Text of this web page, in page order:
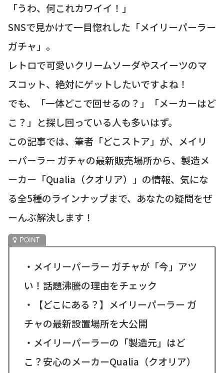
「うわ、何これカワイイ！」
SNSで見かけて一目惚れした「メイリーパーラー
ガチャ」。
レトロで可愛いクリームソーダやスイーツのマ
スコット、絶対にゲットしたいですよね！
でも、「一体どこで回せるの？」「メーカーはど
こ？」と探し回っている人も多いはず。
この記事では、筆者「どこストア」が、メイリ
ーパーラー ガチャの最新販売場所から、製造メ
ーカー「Qualia（クオリア）」の情報、気にな
る全5種のラインナップまで、あなたの疑問をぜ
ーんぶ解決します！
・メイリーパーラー ガチャが「今」アツ
い！話題沸騰の理由をチェック
・【どこにある？】メイリーパーラー ガ
チャの最新設置場所を大公開
・メイリーパーラーの「製造元」はど
こ？安心のメーカーQualia（クオリア）